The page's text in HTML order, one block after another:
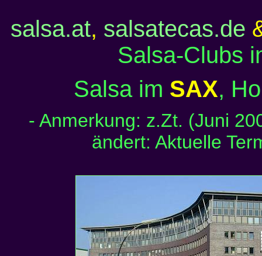
salsa.at, salsatecas.de
Salsa-Clubs
Salsa im SAX,
- Anmerkung: z.Zt. (Juni
ändert: Aktuelle